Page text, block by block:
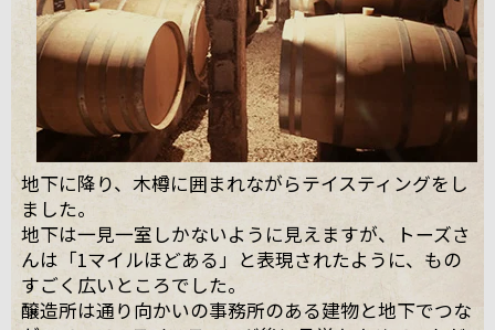
地下に降り、木樽に囲まれながらテイスティングをし
ました。
地下は一見一室しかないように見えますが、トーズさ
んは「1マイルほどある」と表現されたように、もの
すごく広いところでした。
醸造所は通り向かいの事務所のある建物と地下でつな